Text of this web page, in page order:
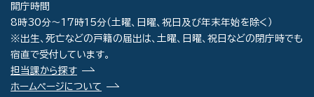
開庁時間
8時30分～17時15分（土曜、日曜、祝日及び年末年始を除く）
※出生、死亡などの戸籍の届出は、土曜、日曜、祝日などの閉庁時でも
宿直で受付しています。
担当課から探す
ホームページについて